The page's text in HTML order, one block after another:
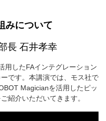
みについて
長 石井孝幸
用したFAインテグレーション
です。本講演では、モス社で
Magicianを活用した ピッ
紹介いただいてきます。